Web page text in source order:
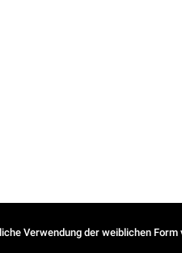
Verwendung der weiblichen